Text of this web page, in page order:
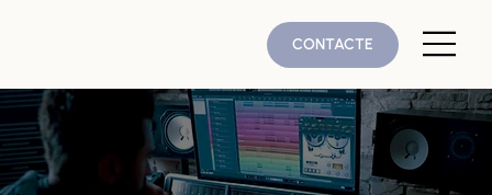
CONTACTE